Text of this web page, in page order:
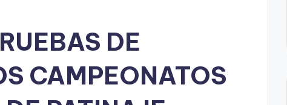
DE
CAMPEONATOS